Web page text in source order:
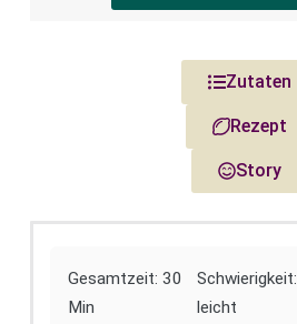
Zutaten
Rezept
Story
Gesamtzeit: 30
Min
Schwierigkeit:
leicht